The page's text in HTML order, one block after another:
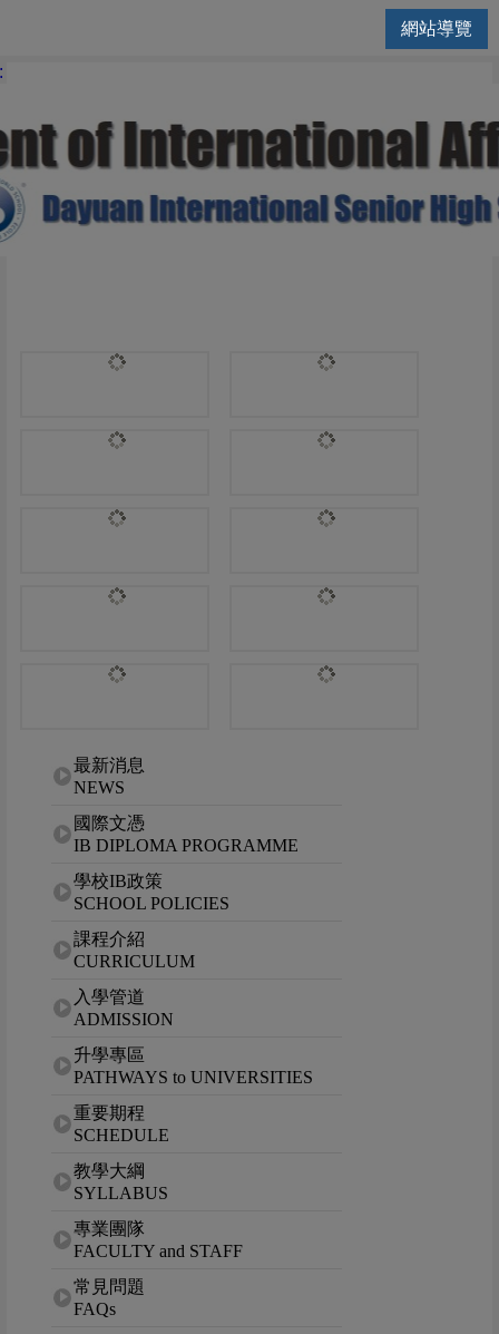
網站導覽
國際交流處 | Business
網站選單最新消息
NEWS
國際文憑
IB DIPLOMA PROGRAMME
學校IB政策
SCHOOL POLICIES
課程介紹
CURRICULUM
入學管道
ADMISSION
升學專區
PATHWAYS to UNIVERSITIES
重要期程
SCHEDULE
教學大綱
SYLLABUS
專業團隊
FACULTY and STAFF
常見問題
FAQs